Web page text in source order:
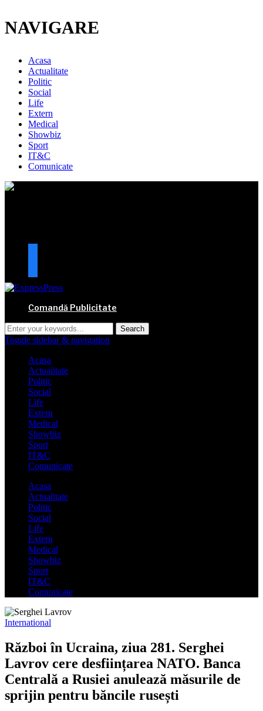
NAVIGARE
Acasa
Actualitate
Politic
Social
Life
Extern
Medical
Showbiz
Sport
IT&C
Comunicate
Comandă Publicitate
Toggle sidebar & navigation
Acasa
Actualitate
Politic
Social
Life
Extern
Medical
Showbiz
Sport
IT&C
Comunicate
Acasa
Actualitate
Politic
Social
Life
Extern
Medical
Showbiz
Sport
IT&C
Comunicate
International
Război în Ucraina, ziua 281. Serghei
Lavrov cere desființarea NATO. Banca
Centrală a Rusiei anulează măsurile de
sprijin pentru băncile rusești